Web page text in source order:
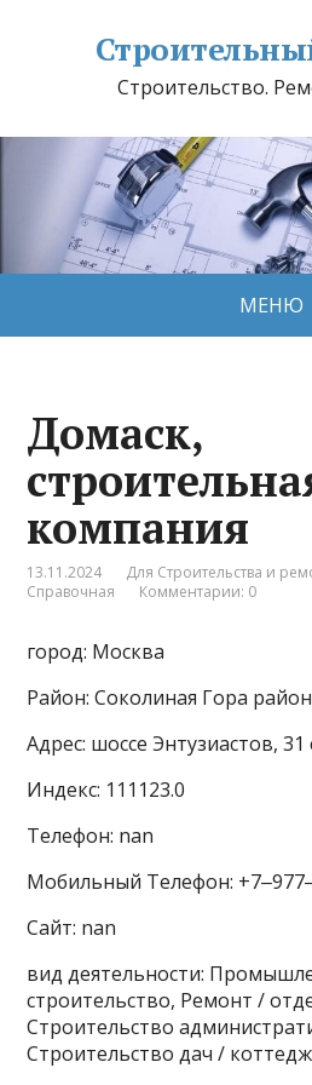
Строительство.
МЕНЮ
Домаск,
компания
13.11.2024 Для Строительства и
Справочная
Комментарии: 0
город: Москва
Район: Соколиная Гора район
Адрес: шоссе Энтузиастов, 31
Индекс: 111123.0
Телефон: nan
Мобильный Телефон:
Сайт: nan
вид деятельности:
строительство, Ремонт /
Строительство
Строительство дач /